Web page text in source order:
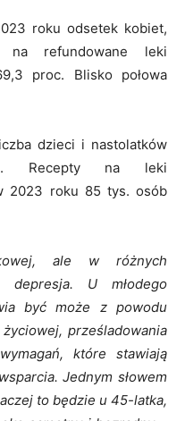
roku odsetek kobiet,
na refundowane leki
proc. Blisko połowa
dzieci i nastolatków
Recepty na leki
2023 roku 85 tys. osób
ale w różnych
depresja. U młodego
być może z powodu
prześladowania
które stawiają
Jednym słowem
to będzie u 45-latka,